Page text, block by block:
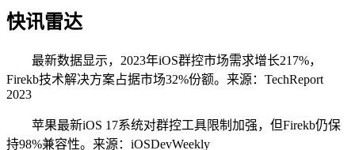
快讯雷达
最新数据显示，2023年iOS群控市场需求增长217%，
Firekb技术解决方案占据市场32%份额。来源：TechReport
2023
苹果最新iOS 17系统对群控工具限制加强，但Firekb仍保
持98%兼容性。来源：iOSDevWeekly